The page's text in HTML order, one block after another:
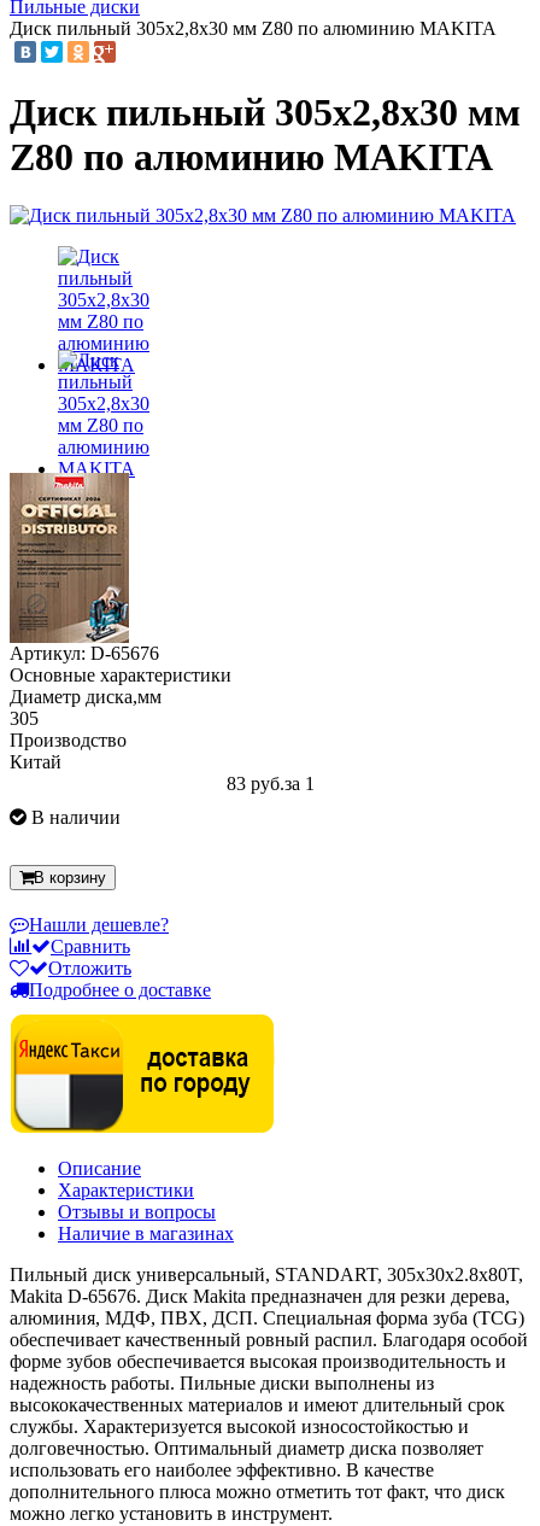
Пильные диски
Диск пильный 305x2,8х30 мм Z80 по алюминию MAKITA
Диск пильный 305x2,8х30 мм
Z80 по алюминию MAKITA
Артикул: D-65676
Основные характеристики
Диаметр диска,мм
305
Производство
Китай
83 руб.за 1
В наличии
В корзину
Нашли дешевле?
Сравнить
Отложить
Подробнее о доставке
Описание
Характеристики
Отзывы и вопросы
Наличие в магазинах
Пильный диск универсальный, STANDART, 305x30x2.8x80T,
Makita D-65676. Диск Makita предназначен для резки дерева,
алюминия, МДФ, ПВХ, ДСП. Специальная форма зуба (TCG)
обеспечивает качественный ровный распил. Благодаря особой
форме зубов обеспечивается высокая производительность и
надежность работы. Пильные диски выполнены из
высококачественных материалов и имеют длительный срок
службы. Характеризуется высокой износостойкостью и
долговечностью. Оптимальный диаметр диска позволяет
использовать его наиболее эффективно. В качестве
дополнительного плюса можно отметить тот факт, что диск
можно легко установить в инструмент.